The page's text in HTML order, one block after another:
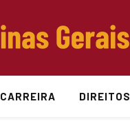
CARREIRA DIREITOS